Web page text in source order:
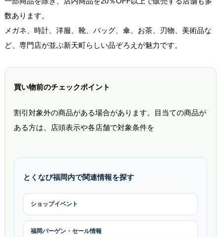
数あります。
メガネ、時計、洋服、靴、バッグ、傘、お茶、刃物、美術品な
ど、専門店が並ぶ新天町らしい品ぞろえが魅力です。
買い物前のチェックポイント
割引対象外の商品がある場合があります。目当ての商品が
ある方は、店頭表示や各店舗で対象条件を
とくなび福岡内で関連情報を探す
ショップイベント
福岡バーゲン・セール情報